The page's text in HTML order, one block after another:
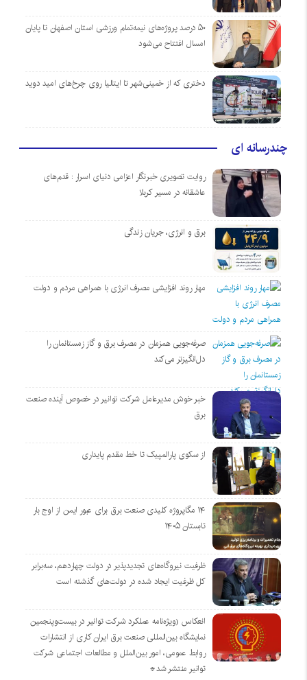
۵۰ درصد پروژه‌های نیمه‌تمام ورزشی استان اصفهان تا پایان
امسال افتتاح می‌شود
دختری که از خمینی‌شهر تا ایتالیا روی چرخ‌های امید دوید
چندرسانه ای
روایت تصویری خبرنگار اعزامی دنیای اسرار : قدم‌های
عاشقانه در مسیر کربلا
برق و انرژی، جریان زندگی
مهار روند افزایشی مصرف انرژی با همراهی مردم و دولت
صرفه‌جویی همزمان در مصرف برق و گاز زمستانمان را
دل‌انگیزتر می‌کند
خبر خوش مدیرعامل شرکت توانیر در خصوص آینده صنعت
برق
از سکوی پارالمپیک تا خط مقدم پایداری
۱۴ مگاپروژه‌ کلیدی صنعت برق برای عبور ایمن از اوج بار
تابستان ۱۴۰۵
ظرفیت نیروگاه‌های تجدیدپذیر در دولت چهاردهم، سه‌برابر
کل ظرفیت ایجاد شده در دولت‌های گذشته است
انعکاس (ویژه‌نامه عملکرد شرکت توانیر در بیست‌وپنجمین
نمایشگاه بین‌المللی صنعت برق ایران کاری از انتشارات
روابط عمومی، امور بین‌الملل و مطالعات اجتماعی شرکت
توانیر منتشر شد*